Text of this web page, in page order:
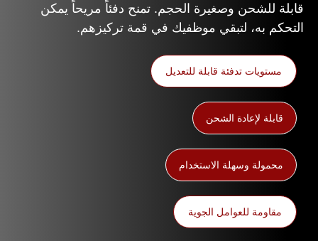
قابلة للشحن وصغيرة الحجم. تمنح دفئاً مريحاً يمكن
التحكم به، لتبقي موظفيك في قمة تركيزهم.
مستويات تدفئة قابلة للتعديل
قابلة لإعادة الشحن
محمولة وسهلة الاستخدام
مقاومة للعوامل الجوية